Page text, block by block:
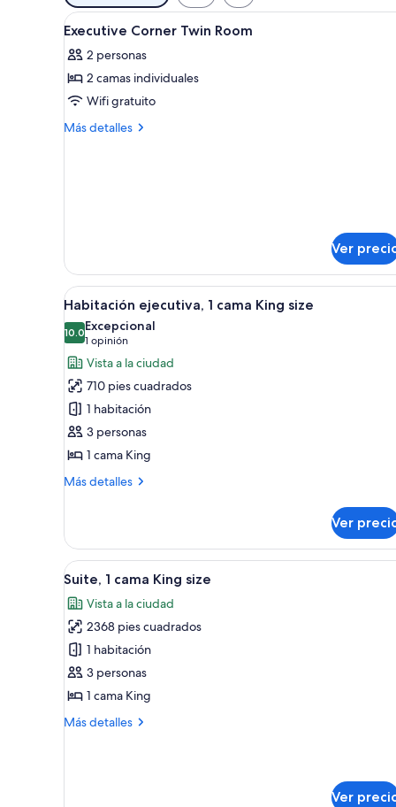
disponibles
para
habitaciones
Abrir
todas
las
fotos
de
Executive
Ropa de cama de alta calidad
9
Executive Corner Twin Room
2 personas
2 camas individuales
Wifi gratuito
Más detalles
Más
Ver
Abrir
todas
las
fotos
de
Habitación
ejecutiva,
1
cama
King
Una habitación de hotel
8
Habitación ejecutiva, 1 cama King size
10.010.0 de 10
Excepcional
1 opinión
(1
opinión)
Vista a la ciudad
710 pies cuadrados
1 habitación
3 personas
1 cama King
Más detalles
Más
ejecutiva,
cama
size
Ver
Abrir
todas
las
fotos
de
Suite,
1
King
Una sala de estar moderna
8
Suite, 1 cama King size
Vista a la ciudad
2368 pies cuadrados
1 habitación
3 personas
1 cama King
Más detalles
Más
Ver